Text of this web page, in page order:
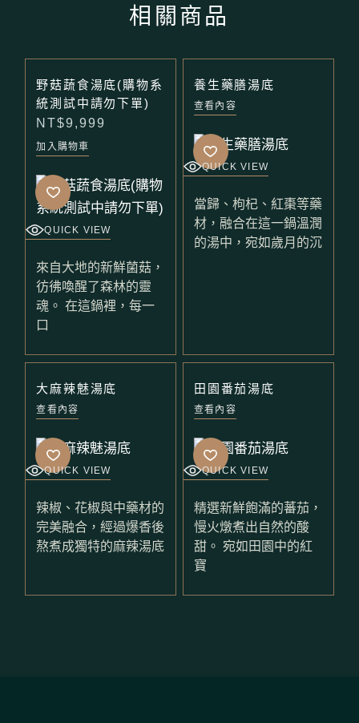
相關商品
野菇蔬食湯底(購物系
統測試中請勿下單)
NT$9,999
加入購物車
QUICK VIEW
來自大地的新鮮菌菇，
彷彿喚醒了森林的靈
魂。 在這鍋裡，每一
口
養生藥膳湯底
查看內容
QUICK VIEW
當歸、枸杞、紅棗等藥
材，融合在這一鍋溫潤
的湯中，宛如歲月的沉
大麻辣魅湯底
查看內容
QUICK VIEW
辣椒、花椒與中藥材的
完美融合，經過爆香後
熬煮成獨特的麻辣湯底
田園番茄湯底
查看內容
QUICK VIEW
精選新鮮飽滿的蕃茄，
慢火燉煮出自然的酸
甜。 宛如田園中的紅
寶